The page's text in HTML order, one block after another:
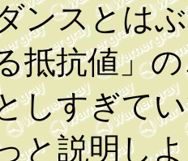
ンスとは
抵抗値」
しすぎて
と説明し